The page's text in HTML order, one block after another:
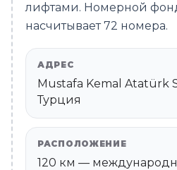
лифтами. Номерной
насчитывает 72 номера.
АДРЕС
Mustafa Kemal Atatürk
Турция
РАСПОЛОЖЕНИЕ
120 км —